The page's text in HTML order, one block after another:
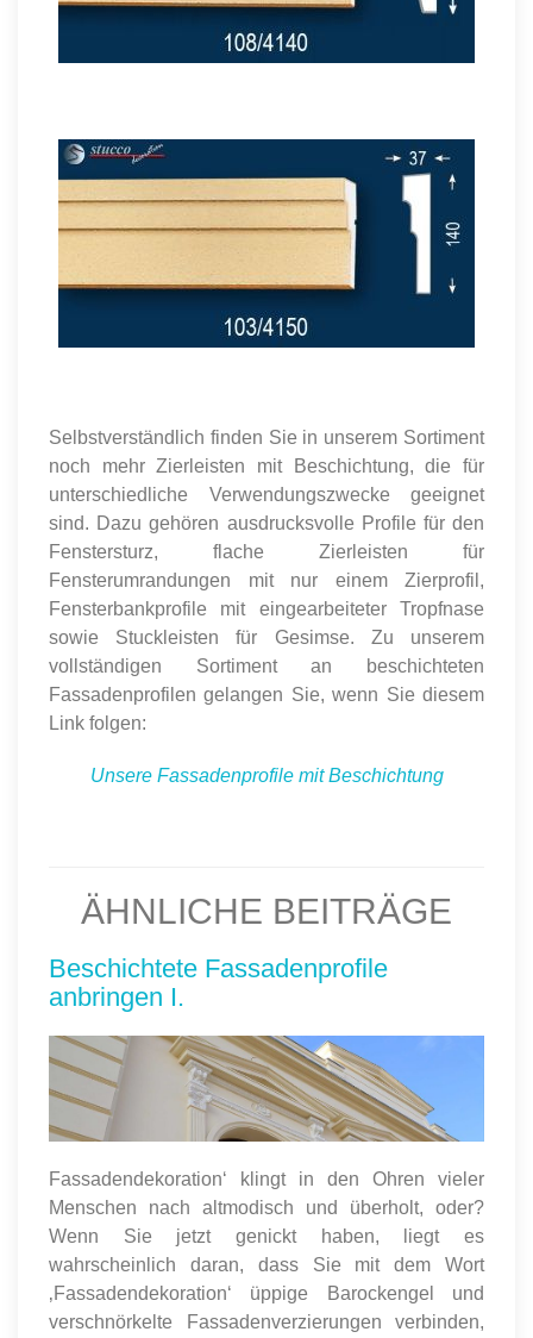
Selbstverständlich finden Sie in unserem Sortiment
noch mehr Zierleisten mit Beschichtung, die für
unterschiedliche Verwendungszwecke geeignet
sind. Dazu gehören ausdrucksvolle Profile für den
Fenstersturz, flache Zierleisten für
Fensterumrandungen mit nur einem Zierprofil,
Fensterbankprofile mit eingearbeiteter Tropfnase
sowie Stuckleisten für Gesimse. Zu unserem
vollständigen Sortiment an beschichteten
Fassadenprofilen gelangen Sie, wenn Sie diesem
Link folgen:
Unsere Fassadenprofile mit Beschichtung
ÄHNLICHE BEITRÄGE
Beschichtete Fassadenprofile
anbringen I.
Fassadendekoration‘ klingt in den Ohren vieler
Menschen nach altmodisch und überholt, oder?
Wenn Sie jetzt genickt haben, liegt es
wahrscheinlich daran, dass Sie mit dem Wort
‚Fassadendekoration‘ üppige Barockengel und
verschnörkelte Fassadenverzierungen verbinden,